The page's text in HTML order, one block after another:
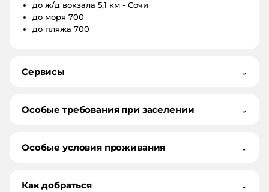
до ж/д вокзала 5,1 км - Сочи
до моря 700
до пляжа 700
Сервисы ⌄
Особые требования при заселении ⌄
Особые условия проживания ⌄
Как добраться ⌄